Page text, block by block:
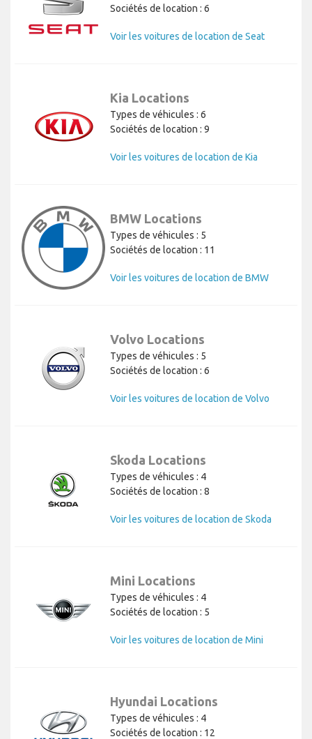
Sociétés de location : 6
Voir les voitures de location de Seat
Kia Locations
Types de véhicules : 6
Sociétés de location : 9
Voir les voitures de location de Kia
BMW Locations
Types de véhicules : 5
Sociétés de location : 11
Voir les voitures de location de BMW
Volvo Locations
Types de véhicules : 5
Sociétés de location : 6
Voir les voitures de location de Volvo
Skoda Locations
Types de véhicules : 4
Sociétés de location : 8
Voir les voitures de location de Skoda
Mini Locations
Types de véhicules : 4
Sociétés de location : 5
Voir les voitures de location de Mini
Hyundai Locations
Types de véhicules : 4
Sociétés de location : 12